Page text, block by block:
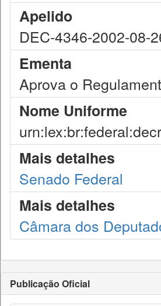
Apelido
DEC-4346-2002-08-
Ementa
Aprova o
Nome Uniforme
Mais detalhes
Senado Federal
Mais detalhes
Câmara dos
Publicação Oficial